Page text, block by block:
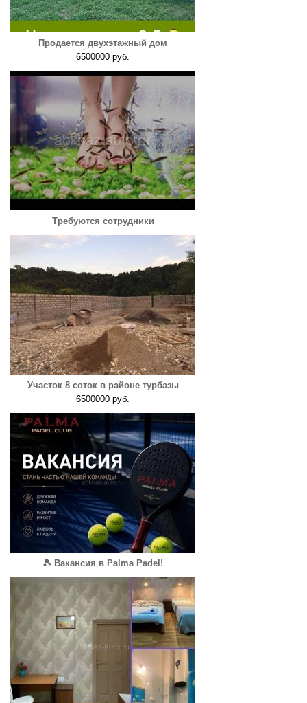
Продается двухэтажный дом
6500000 руб.
Требуются сотрудники
Участок 8 соток в районе турбазы
6500000 руб.
🎾 Вакансия в Palma Padel!